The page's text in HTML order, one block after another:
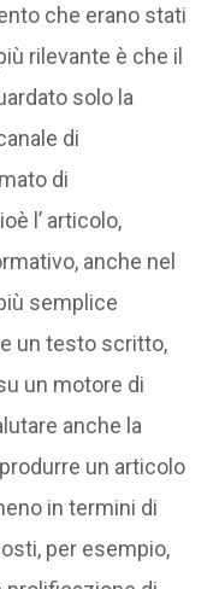
che erano stati
rilevante è che il
solo la
di
di
l’ articolo,
anche nel
semplice
un testo scritto,
un motore di
anche la
un articolo
in termini di
per esempio,